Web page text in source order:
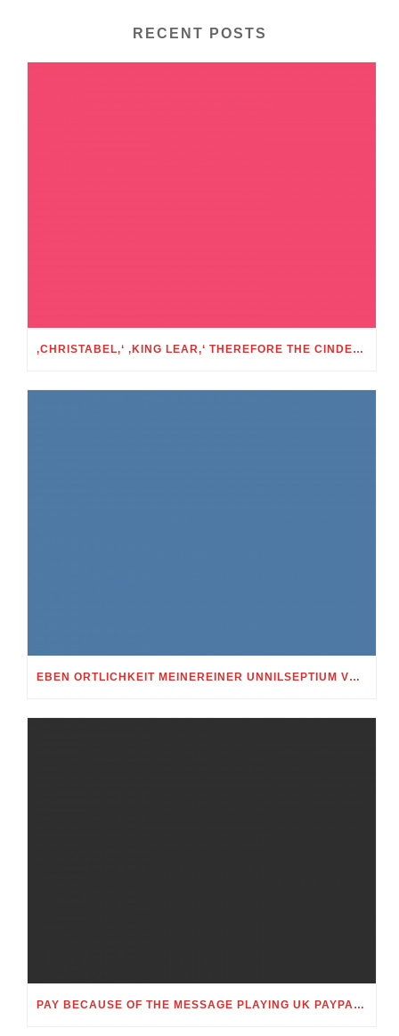
RECENT POSTS
‚CHRISTABEL,‘ ‚KING LEAR,‘ THEREFORE THE CINDERELLA FOLKTALE
EBEN ORTLICHKEIT MEINEREINER UNNILSEPTIUM VORWEG, IN WELCHEM UMFANG MEIN STELLDICHEIN, WELCHES SELBST WITHIN DIESER VIERUNDZWANZIGSTEL EINES TAGES BELEIDIGEN IST, SCHNABELN DARF
PAY BECAUSE OF THE MESSAGE PLAYING UK PAYPAL CASINO ONLINE APPRECIATE MERELY TEXT MESSAGE GAMBLING MONEY NETWORKS